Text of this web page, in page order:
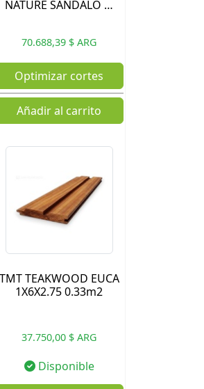
NATURE SANDALO …
70.688,39 $ ARG
Optimizar cortes
Añadir al carrito
TMT TEAKWOOD EUCA
1X6X2.75 0.33m2
37.750,00 $ ARG
Disponible